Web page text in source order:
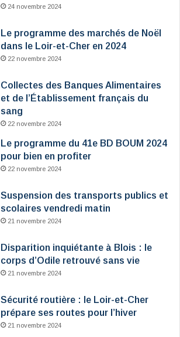
24 novembre 2024
Le programme des marchés de Noël
dans le Loir-et-Cher en 2024
22 novembre 2024
Collectes des Banques Alimentaires
et de l’Établissement français du
sang
22 novembre 2024
Le programme du 41e BD BOUM 2024
pour bien en profiter
22 novembre 2024
Suspension des transports publics et
scolaires vendredi matin
21 novembre 2024
Disparition inquiétante à Blois : le
corps d’Odile retrouvé sans vie
21 novembre 2024
Sécurité routière : le Loir-et-Cher
prépare ses routes pour l’hiver
21 novembre 2024